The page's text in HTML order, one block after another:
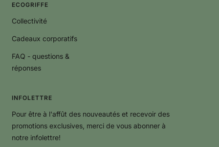
ECOGRIFFE
Collectivité
Cadeaux corporatifs
FAQ - questions &
réponses
INFOLETTRE
Pour être à l'affût des nouveautés et recevoir des
promotions exclusives, merci de vous abonner à
notre infolettre!